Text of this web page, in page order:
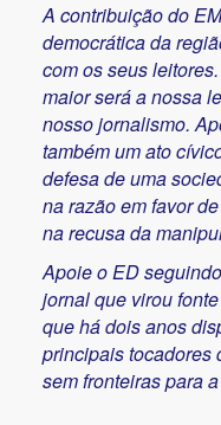
A contribuição do
democrática da
com os seus
maior será a nossa
nosso jornalismo.
também um ato
defesa de uma
na razão em favor
na recusa da
Apoie o ED
jornal que virou
que há dois anos
principais tocadores
sem fronteiras para